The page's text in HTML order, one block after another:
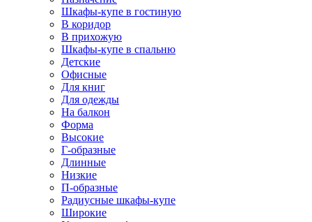
Шкафы-купе в гостиную
В коридор
В прихожую
Шкафы-купе в спальню
Детские
Офисные
Для книг
Для одежды
На балкон
Форма
Высокие
Г-образные
Длинные
Низкие
П-образные
Радиусные шкафы-купе
Широкие